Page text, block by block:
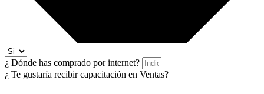
¿ Dónde has comprado por internet?
¿ Te gustaría recibir capacitación en Ventas?